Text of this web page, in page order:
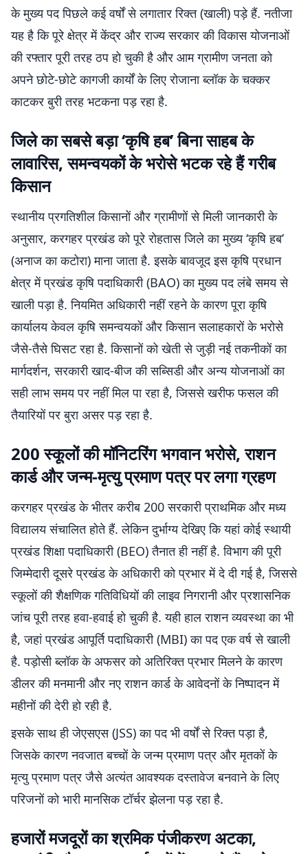
के मुख्य पद पिछले कई वर्षों से लगातार रिक्त (खाली) पड़े हैं. नतीजा
यह है कि पूरे क्षेत्र में केंद्र और राज्य सरकार की विकास योजनाओं
की रफ्तार पूरी तरह ठप हो चुकी है और आम ग्रामीण जनता को
अपने छोटे-छोटे कागजी कार्यों के लिए रोजाना ब्लॉक के चक्कर
काटकर बुरी तरह भटकना पड़ रहा है.
जिले का सबसे बड़ा ‘कृषि हब’ बिना साहब के
लावारिस, समन्वयकों के भरोसे भटक रहे हैं गरीब
किसान
स्थानीय प्रगतिशील किसानों और ग्रामीणों से मिली जानकारी के
अनुसार, करगहर प्रखंड को पूरे रोहतास जिले का मुख्य ‘कृषि हब’
(अनाज का कटोरा) माना जाता है. इसके बावजूद इस कृषि प्रधान
क्षेत्र में प्रखंड कृषि पदाधिकारी (BAO) का मुख्य पद लंबे समय से
खाली पड़ा है. नियमित अधिकारी नहीं रहने के कारण पूरा कृषि
कार्यालय केवल कृषि समन्वयकों और किसान सलाहकारों के भरोसे
जैसे-तैसे घिसट रहा है. किसानों को खेती से जुड़ी नई तकनीकों का
मार्गदर्शन, सरकारी खाद-बीज की सब्सिडी और अन्य योजनाओं का
सही लाभ समय पर नहीं मिल पा रहा है, जिससे खरीफ फसल की
तैयारियों पर बुरा असर पड़ रहा है.
200 स्कूलों की मॉनिटरिंग भगवान भरोसे, राशन
कार्ड और जन्म-मृत्यु प्रमाण पत्र पर लगा ग्रहण
करगहर प्रखंड के भीतर करीब 200 सरकारी प्राथमिक और मध्य
विद्यालय संचालित होते हैं. लेकिन दुर्भाग्य देखिए कि यहां कोई स्थायी
प्रखंड शिक्षा पदाधिकारी (BEO) तैनात ही नहीं है. विभाग की पूरी
जिम्मेदारी दूसरे प्रखंड के अधिकारी को प्रभार में दे दी गई है, जिससे
स्कूलों की शैक्षणिक गतिविधियों की लाइव निगरानी और प्रशासनिक
जांच पूरी तरह हवा-हवाई हो चुकी है. यही हाल राशन व्यवस्था का भी
है, जहां प्रखंड आपूर्ति पदाधिकारी (MBI) का पद एक वर्ष से खाली
है. पड़ोसी ब्लॉक के अफसर को अतिरिक्त प्रभार मिलने के कारण
डीलर की मनमानी और नए राशन कार्ड के आवेदनों के निष्पादन में
महीनों की देरी हो रही है.
इसके साथ ही जेएसएस (JSS) का पद भी वर्षों से रिक्त पड़ा है,
जिसके कारण नवजात बच्चों के जन्म प्रमाण पत्र और मृतकों के
मृत्यु प्रमाण पत्र जैसे अत्यंत आवश्यक दस्तावेज बनवाने के लिए
परिजनों को भारी मानसिक टॉर्चर झेलना पड़ रहा है.
हजारों मजदूरों का श्रमिक पंजीकरण अटका,